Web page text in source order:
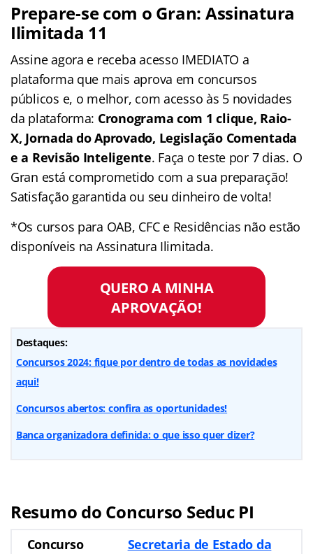
Prepare-se com o Gran: Assinatura
Ilimitada 11
Assine agora e receba acesso IMEDIATO a
plataforma que mais aprova em concursos
públicos e, o melhor, com acesso às 5 novidades
da plataforma: Cronograma com 1 clique, Raio-
X, Jornada do Aprovado, Legislação Comentada
e a Revisão Inteligente. Faça o teste por 7 dias. O
Gran está comprometido com a sua preparação!
Satisfação garantida ou seu dinheiro de volta!
*Os cursos para OAB, CFC e Residências não estão
disponíveis na Assinatura Ilimitada.
QUERO A MINHA
APROVAÇÃO!
Destaques:
Concursos 2024: fique por dentro de todas as novidades
aqui!
Concursos abertos: confira as oportunidades!
Banca organizadora definida: o que isso quer dizer?
Resumo do Concurso Seduc PI
Concurso
Secretaria de Estado da